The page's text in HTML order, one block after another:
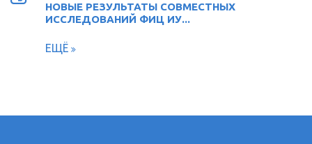
НОВЫЕ РЕЗУЛЬТАТЫ СОВМЕСТНЫХ
ИССЛЕДОВАНИЙ ФИЦ ИУ...
ЕЩЁ